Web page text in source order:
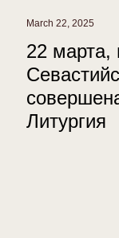
March 22, 2025
22 марта,
Литургия